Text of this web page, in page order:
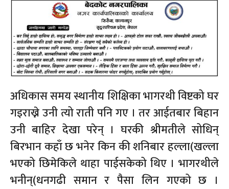
अधिकास समय स्थानीय शिक्षिका भागरथी विष्टको घर
गइराख्ने उनी त्यो राती पनि गए । तर आईतबार बिहान
उनी बाहिर देखा परेन् । घरकी श्रीमतीले सोधिन्
बिरभान कहाँ छ भनेर किन की शनिबार हल्ला(खल्ला
भएको छिमेकिले थाहा पाईसकेको थिए । भागरथीले
भनीन्(धनगढी समान र पैसा लिन गएको छ ।